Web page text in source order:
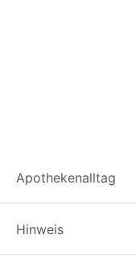
Apothekenalltag
Hinweis
1